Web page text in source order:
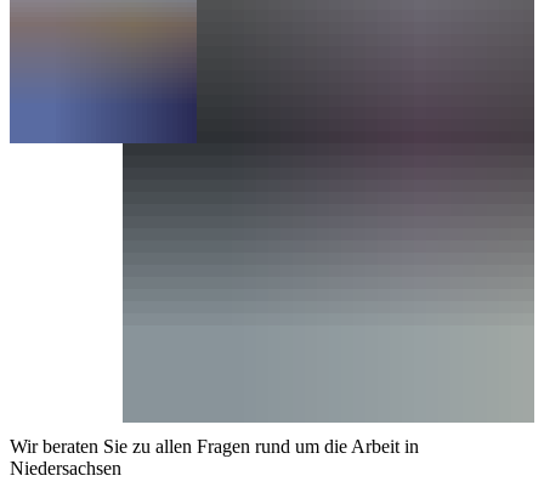
Wir beraten Sie zu allen Fragen rund um die Arbeit in
Niedersachsen